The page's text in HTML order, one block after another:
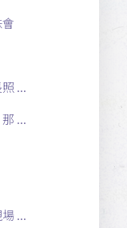
...
...
...